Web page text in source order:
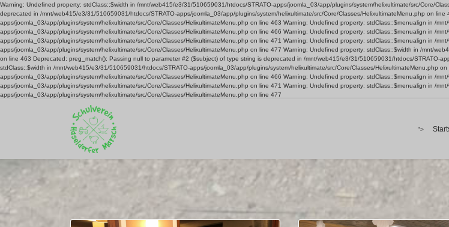
Warning: Undefined property: stdClass::$width in /mnt/web415/e3/31/510659031/htdocs/STRATO-apps/joomla_03/app/plugins/system/helixultimate/src/Core/
deprecated in /mnt/web415/e3/31/510659031/htdocs/STRATO-apps/joomla_03/app/plugins/system/helixultimate/src/Core/Classes/HelixultimateMenu.php on
apps/joomla_03/app/plugins/system/helixultimate/src/Core/Classes/HelixultimateMenu.php on line 463 Warning: Undefined property: stdClass::$menualign in /
apps/joomla_03/app/plugins/system/helixultimate/src/Core/Classes/HelixultimateMenu.php on line 466 Warning: Undefined property: stdClass::$menualign in /
apps/joomla_03/app/plugins/system/helixultimate/src/Core/Classes/HelixultimateMenu.php on line 471 Warning: Undefined property: stdClass::$menualign in /
apps/joomla_03/app/plugins/system/helixultimate/src/Core/Classes/HelixultimateMenu.php on line 477 Warning: Undefined property: stdClass::$width in /mnt/
on line 463 Deprecated: preg_match(): Passing null to parameter #2 ($subject) of type string is deprecated in /mnt/web415/e3/31/510659031/htdocs/STRATO-
stdClass::$width in /mnt/web415/e3/31/510659031/htdocs/STRATO-apps/joomla_03/app/plugins/system/helixultimate/src/Core/Classes/HelixultimateMenu.php
apps/joomla_03/app/plugins/system/helixultimate/src/Core/Classes/HelixultimateMenu.php on line 466 Warning: Undefined property: stdClass::$menualign in /
apps/joomla_03/app/plugins/system/helixultimate/src/Core/Classes/HelixultimateMenu.php on line 471 Warning: Undefined property: stdClass::$menualign in /
apps/joomla_03/app/plugins/system/helixultimate/src/Core/Classes/HelixultimateMenu.php on line 477
">